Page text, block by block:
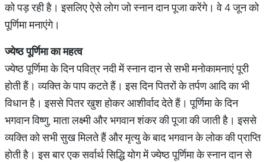
को पड़ रही है। इसलिए ऐसे लोग जो स्नान दान पूजा करेंगे। वे 4 जून को
पूर्णिमा मनाएंगे।
ज्येष्ठ पूर्णिमा का महत्व
ज्येष्ठ पूर्णिमा के दिन पवित्र नदी में स्नान दान से सभी मनोकामनाएं पूरी
होती हैं। व्यक्ति के पाप कटते हैं। इस दिन पितरों के तर्पण आदि का भी
विधान है। इससे पितर खुश होकर आशीर्वाद देते हैं। पूर्णिमा के दिन
भगवान विष्णु, माता लक्ष्मी और भगवान शंकर की पूजा की जाती है। इससे
व्यक्ति को सभी सुख मिलते हैं और मृत्यु के बाद भगवान के लोक की प्राप्ति
होती है। इस बार एक सर्वार्थ सिद्धि योग में ज्येष्ठ पूर्णिमा के स्नान दान से